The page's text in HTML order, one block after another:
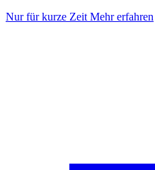
Nur für kurze Zeit Mehr erfahren